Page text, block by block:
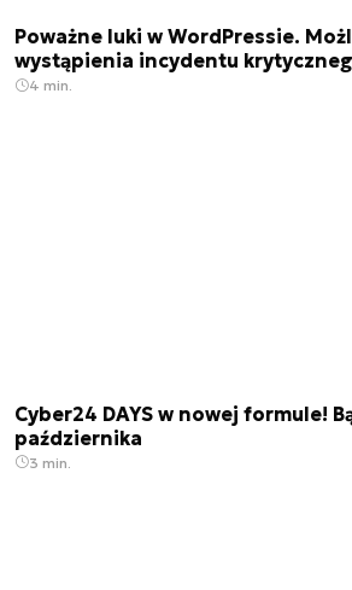
Poważne luki w WordPressie.
wystąpienia incydentu
4 min.
Cyber24 DAYS w nowej formule!
października
3 min.